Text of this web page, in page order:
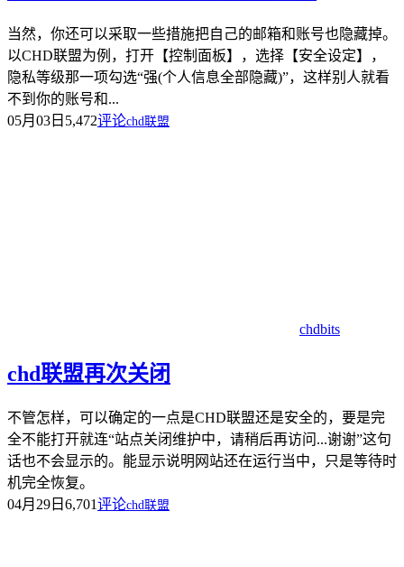
当然，你还可以采取一些措施把自己的邮箱和账号也隐藏掉。
以CHD联盟为例，打开【控制面板】，选择【安全设定】，
隐私等级那一项勾选“强(个人信息全部隐藏)”，这样别人就看
不到你的账号和...
05月03日 5,472评论chd联盟
chdbits
chd联盟再次关闭
不管怎样，可以确定的一点是CHD联盟还是安全的，要是完
全不能打开就连“站点关闭维护中，请稍后再访问...谢谢”这句
话也不会显示的。能显示说明网站还在运行当中，只是等待时
机完全恢复。
04月29日 6,701评论chd联盟